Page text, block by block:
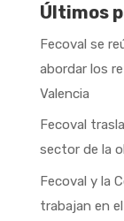
Últimos
Fecoval se
abordar los
Valencia
Fecoval
sector de la
Fecoval y la
trabajan en